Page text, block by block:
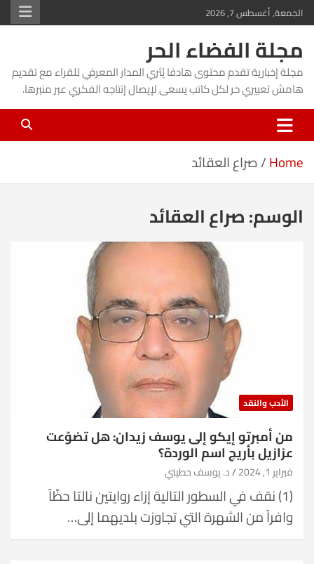
Skip
to
content
الجمعة, أغسطس 7, 2026
مجلة الفضاء الحر
مجلة إخبارية تقدم محتوى هادفا يُثري المدار المعرفي للقراء مع تقديم
هامش تعبيري حر لكل كاتب يسعى لإيصال إنتاجه الفكري عبر منبرها.
Home صراع العقائد
الوسم:صراع العقائد
الأدب والنقد
من أمبرتو إيكو إلى يوسف زيدان: هل تضوّعت
عزازيل بأريج اسم الوردة؟
فبراير 1, 2024 د. يوسف حطيني
(1) نقف في السطور التالية إزاء روايتين نالتا حظّاً
وافراً من الشهرة التي تجاوزت بلديهما إلى…